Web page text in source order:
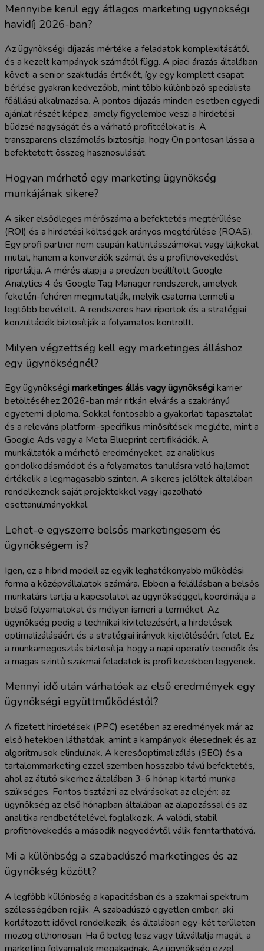
Mennyibe kerül egy átlagos marketing ügynökségi
havidíj 2026-ban?
Az ügynökségi díjazás mértéke a feladatok komplexitásától
és a kezelt kampányok számától függ. A piaci árazás általában
követi a senior szaktudás értékét, így egy komplett csapat
bérlése gyakran kedvezőbb, mint több különböző specialista
főállású alkalmazása. A pontos díjazás minden esetben egyedi
ajánlat részét képezi, amely figyelembe veszi a hirdetési
büdzsé nagyságát és a várható profitcélokat is. A
transzparens elszámolás biztosítja, hogy Ön pontosan lássa a
befektetett összeg hasznosulását.
Hogyan mérhető egy marketing ügynökség
munkájának sikere?
A siker elsődleges mérőszáma a befektetés megtérülése
(ROI) és a hirdetési költségek arányos megtérülése (ROAS).
Egy profi partner nem csupán kattintásszámokat vagy lájkokat
mutat, hanem a konverziók számát és a profitnövekedést
riportálja. A mérés alapja a precízen beállított Google
Analytics 4 és Google Tag Manager rendszerek, amelyek
feketén-fehéren megmutatják, melyik csatorna termeli a
legtöbb bevételt. A rendszeres havi riportok és a stratégiai
konzultációk biztosítják a folyamatos kontrollt.
Milyen végzettség kell egy marketinges álláshoz
egy ügynökségnél?
Egy ügynökségi marketinges állás vagy ügynökségi karrier
betöltéséhez 2026-ban már ritkán elvárás a szakirányú
egyetemi diploma. Sokkal fontosabb a gyakorlati tapasztalat
és a releváns platform-specifikus minősítések megléte, mint a
Google Ads vagy a Meta Blueprint certifikációk. A
munkáltatók a mérhető eredményeket, az analitikus
gondolkodásmódot és a folyamatos tanulásra való hajlamot
értékelik a legmagasabb szinten. A sikeres jelöltek általában
rendelkeznek saját projektekkel vagy igazolható
esettanulmányokkal.
Lehet-e egyszerre belsős marketingesem és
ügynökségem is?
Igen, ez a hibrid modell az egyik leghatékonyabb működési
forma a középvállalatok számára. Ebben a felállásban a belsős
munkatárs tartja a kapcsolatot az ügynökséggel, koordinálja a
belső folyamatokat és mélyen ismeri a terméket. Az
ügynökség pedig a technikai kivitelezésért, a hirdetések
optimalizálásáért és a stratégiai irányok kijelöléséért felel. Ez
a munkamegosztás biztosítja, hogy a napi operatív teendők és
a magas szintű szakmai feladatok is profi kezekben legyenek.
Mennyi idő után várhatóak az első eredmények egy
ügynökségi együttműködéstől?
A fizetett hirdetések (PPC) esetében az eredmények már az
első hetekben láthatóak, amint a kampányok élesednek és az
algoritmusok elindulnak. A keresőoptimalizálás (SEO) és a
tartalommarketing ezzel szemben hosszabb távú befektetés,
ahol az átütő sikerhez általában 3-6 hónap kitartó munka
szükséges. Fontos tisztázni az elvárásokat az elején: az
ügynökség az első hónapban általában az alapozással és az
analitika rendbetételével foglalkozik. A valódi, stabil
profitnövekedés a második negyedévtől válik fenntarthatóvá.
Mi a különbség a szabadúszó marketinges és az
ügynökség között?
A legfőbb különbség a kapacitásban és a szakmai spektrum
szélességében rejlik. A szabadúszó egyetlen ember, aki
korlátozott idővel rendelkezik, és általában egy-két területen
mozog otthonosan. Ha ő beteg lesz vagy túlvállalja magát, a
marketing folyamatok megakadnak. Az ügynökség ezzel